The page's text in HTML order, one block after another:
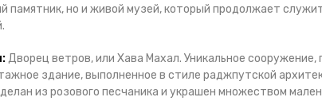
памятник, но и живой музей, который продолжает
Дворец ветров, или Хава Махал. Уникальное
здание, выполненное в стиле раджпутской
из розового песчаника и украшен множеством